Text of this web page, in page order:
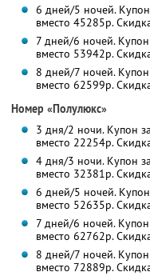
6 дней/5 ночей.
вместо 45285р.
7 дней/6 ночей.
вместо 53942р.
8 дней/7 ночей.
вместо 62599р.
Номер «Полулюкс»
3 дня/2 ночи. Купон
вместо 22254р.
4 дня/3 ночи. Купон
вместо 32381р.
6 дней/5 ночей.
вместо 52635р.
7 дней/6 ночей.
вместо 62762р.
8 дней/7 ночей.
вместо 72889р.